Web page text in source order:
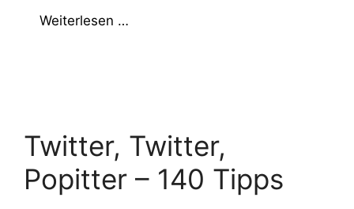
Weiterlesen …
Twitter, Twitter,
Popitter – 140 Tipps